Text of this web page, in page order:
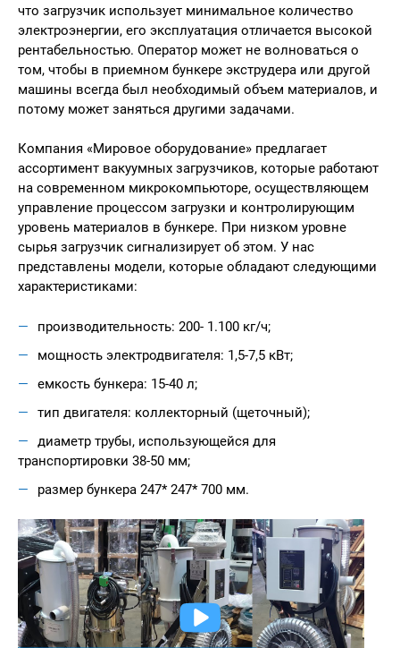
что загрузчик использует минимальное количество
электроэнергии, его эксплуатация отличается высокой
рентабельностью. Оператор может не волноваться о
том, чтобы в приемном бункере экструдера или другой
машины всегда был необходимый объем материалов, и
потому может заняться другими задачами.
Компания «Мировое оборудование» предлагает
ассортимент вакуумных загрузчиков, которые работают
на современном микрокомпьюторе, осуществляющем
управление процессом загрузки и контролирующим
уровень материалов в бункере. При низком уровне
сырья загрузчик сигнализирует об этом. У нас
представлены модели, которые обладают следующими
характеристиками:
производительность: 200- 1.100 кг/ч;
мощность электродвигателя: 1,5-7,5 кВт;
емкость бункера: 15-40 л;
тип двигателя: коллекторный (щеточный);
диаметр трубы, использующейся для
транспортировки 38-50 мм;
размер бункера 247* 247* 700 мм.